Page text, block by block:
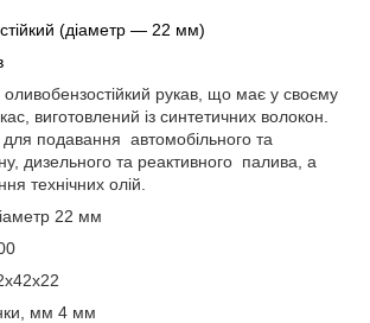
(діаметр — 22 мм)
рукав, що має у своєму
виготовлений із синтетичних волокон.
для подавання автомобільного та
дизельного та реактивного палива, а
технічних олій.
22 мм
мм 4 мм